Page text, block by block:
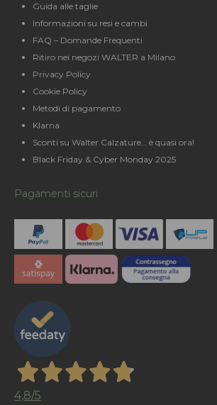
Guida alle taglie
Informazioni su resi e cambi
FAQ – Domande Frequenti
Ritiro nei negozi WALTER a Milano
Privacy Policy
Cookie Policy
Metodi di pagamento
Klarna
Sconti su Walter Calzature… è quasi ora!
Black Friday & Cyber Monday 2025
Pagamenti sicuri
4,8/5